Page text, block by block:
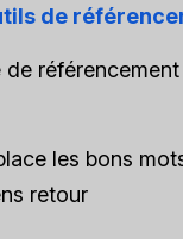
de
les bons
retour